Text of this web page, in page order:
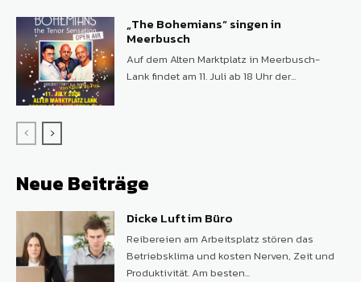
„The Bohemians“ singen in
Meerbusch
Auf dem Alten Marktplatz in Meerbusch-
Lank findet am 11. Juli ab 18 Uhr der...
Neue Beiträge
Dicke Luft im Büro
Reibereien am Arbeitsplatz stören das
Betriebsklima und kosten Nerven, Zeit und
Produktivität. Am besten...